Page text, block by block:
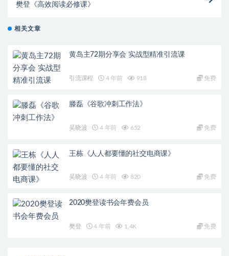
樊登《高效阅读必修课》
相关文章
黄岛主72期分享会 实战型精准引流课
引流课程 4 年前 918 免费
滕磊《谷歌冲刺工作法》
吴晓波 4 年前 652 免费
王栋《人人都要懂的社交电商课》
吴晓波 4 年前 820 免费
2020樊登读书会年费会员
樊登 4 年前 1.4K 免费